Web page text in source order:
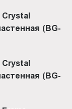
Crystal
(BG-
Crystal
(BG-